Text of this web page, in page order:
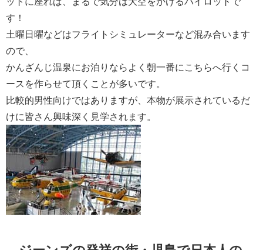
す！
土曜日曜などはフライトシミュレーターなど混み合います
ので、
かんざんじ温泉にお泊りならよく朝一番にこちらへ行くコ
ースを作らせて頂くことが多いです。
比較的男性向けではありますが、本物が展示されているだ
けに皆さん興味深く見学されます。